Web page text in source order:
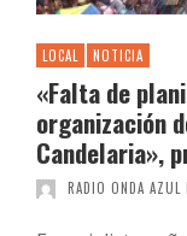
LOCAL NOTICIA
«Falta de
organización
Candelaria»,
RADIO ONDA AZUL